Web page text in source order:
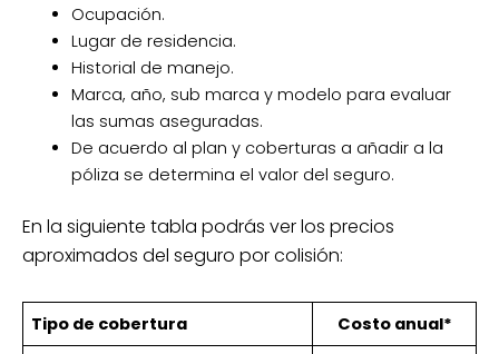
Ocupación.
Lugar de residencia.
Historial de manejo.
Marca, año, sub marca y modelo para evaluar
las sumas aseguradas.
De acuerdo al plan y coberturas a añadir a la
póliza se determina el valor del seguro.
En la siguiente tabla podrás ver los precios
aproximados del seguro por colisión:
Tipo de cobertura Costo anual*